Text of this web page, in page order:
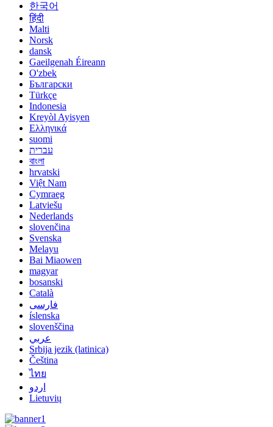
한국어
हिंदी
Malti
Norsk
dansk
Gaeilgenah Éireann
O'zbek
Български
Türkçe
Indonesia
Kreyòl Ayisyen
Ελληνικά
suomi
עברית
বাংলা
hrvatski
Việt Nam
Cymraeg
Latviešu
Nederlands
slovenčina
Svenska
Melayu
Bai Miaowen
magyar
bosanski
Català
فارسی
íslenska
slovenščina
عربي
Srbija jezik (latinica)
Čeština
ไทย
اردو
Lietuvių